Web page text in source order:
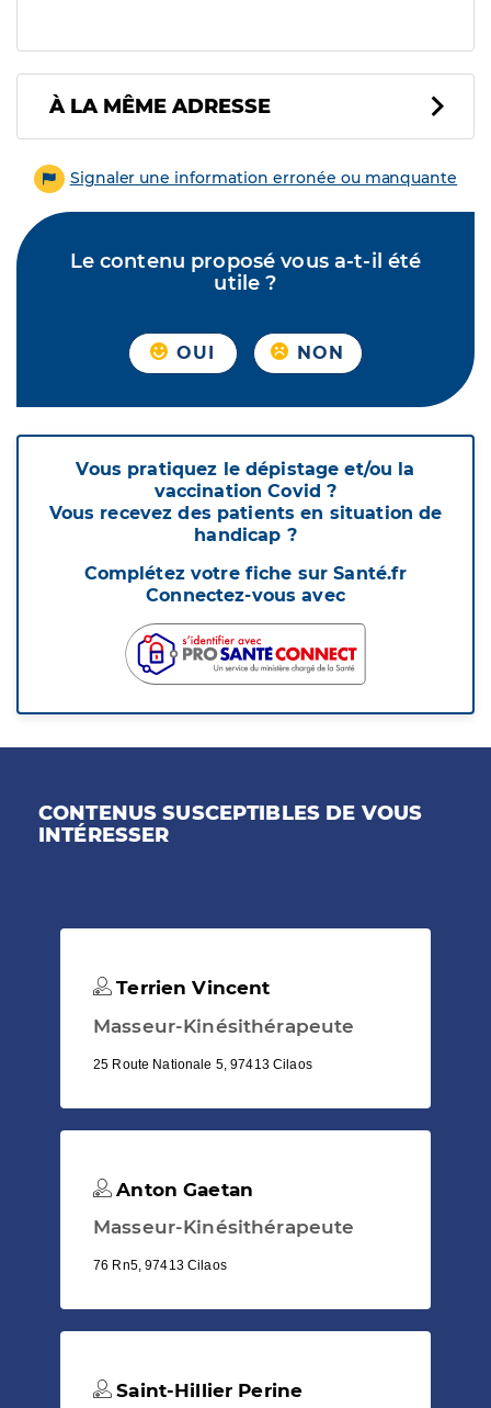
À LA MÊME ADRESSE
Signaler une information erronée ou manquante
Le contenu proposé vous a-t-il été
utile ?
OUI NON
Vous pratiquez le dépistage et/ou la
vaccination Covid ?
Vous recevez des patients en situation de
handicap ?
Complétez votre fiche sur Santé.fr
Connectez-vous avec
CONTENUS SUSCEPTIBLES DE VOUS
INTÉRESSER
Terrien Vincent
Masseur-Kinésithérapeute
25 Route Nationale 5, 97413 Cilaos
Anton Gaetan
Masseur-Kinésithérapeute
76 Rn5, 97413 Cilaos
Saint-Hillier Perine